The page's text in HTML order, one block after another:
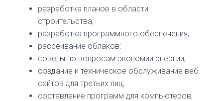
разработка планов в области
строительства;
разработка программного обеспечения;
рассеивание облаков;
советы по вопросам экономии энергии;
создание и техническое обслуживание веб-
сайтов для третьих лиц;
составление программ для компьютеров;